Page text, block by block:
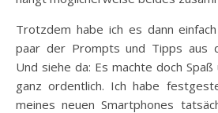
Trotzdem habe ich es dann
paar der Prompts und Tipps aus
Und siehe da: Es machte doch
ganz ordentlich. Ich habe
meines neuen Smartphones